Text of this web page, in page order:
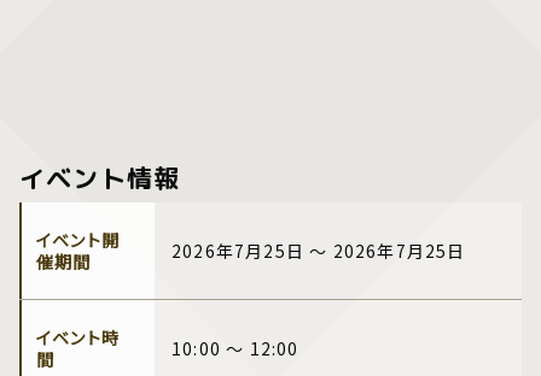
イベント情報
イベント開
催期間
2026年7月25日 ～ 2026年7月25日
イベント時
間
10:00 ～ 12:00